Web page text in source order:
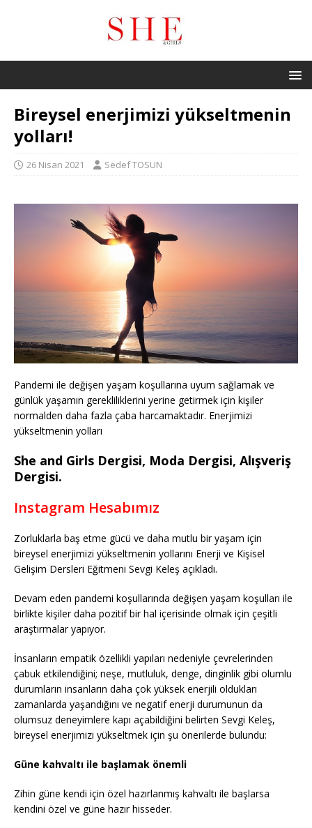
Bireysel enerjimizi yükseltmenin
yolları!
26 Nisan 2021 Sedef TOSUN
Pandemi ile değişen yaşam koşullarına uyum sağlamak ve
günlük yaşamın gerekliliklerini yerine getirmek için kişiler
normalden daha fazla çaba harcamaktadır. Enerjimizi
yükseltmenin yolları
She and Girls Dergisi, Moda Dergisi, Alışveriş
Dergisi.
Instagram Hesabımız
Zorluklarla baş etme gücü ve daha mutlu bir yaşam için
bireysel enerjimizi yükseltmenin yollarını Enerji ve Kişisel
Gelişim Dersleri Eğitmeni Sevgi Keleş açıkladı.
Devam eden pandemi koşullarında değişen yaşam koşulları ile
birlikte kişiler daha pozitif bir hal içerisinde olmak için çeşitli
araştırmalar yapıyor.
İnsanların empatik özellikli yapıları nedeniyle çevrelerinden
çabuk etkilendiğini; neşe, mutluluk, denge, dinginlik gibi olumlu
durumların insanların daha çok yüksek enerjili oldukları
zamanlarda yaşandığını ve negatif enerji durumunun da
olumsuz deneyimlere kapı açabildiğini belirten Sevgi Keleş,
bireysel enerjimizi yükseltmek için şu önerilerde bulundu:
Güne kahvaltı ile başlamak önemli
Zihin güne kendi için özel hazırlanmış kahvaltı ile başlarsa
kendini özel ve güne hazır hisseder.